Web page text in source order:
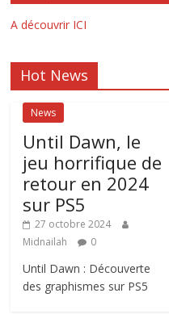
A découvrir ICI
Hot News
News
Until Dawn, le
jeu horrifique de
retour en 2024
sur PS5
27 octobre 2024
Midnailah
0
Until Dawn : Découverte
des graphismes sur PS5